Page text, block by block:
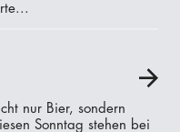
A
nur Bier, sondern
Sonntag stehen bei